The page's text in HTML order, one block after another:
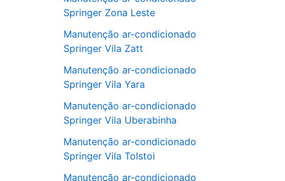
Springer Zona Leste
Manutenção ar-condicionado
Springer Vila Zatt
Manutenção ar-condicionado
Springer Vila Yara
Manutenção ar-condicionado
Springer Vila Uberabinha
Manutenção ar-condicionado
Springer Vila Tolstoi
Manutenção ar-condicionado